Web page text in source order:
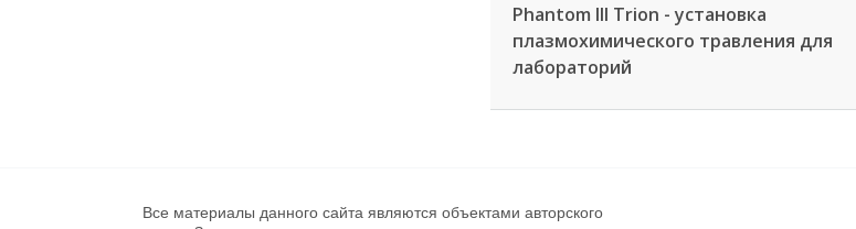
Phantom III Trion - установка
плазмохимического травления для
лабораторий
Все материалы данного сайта являются объектами авторского